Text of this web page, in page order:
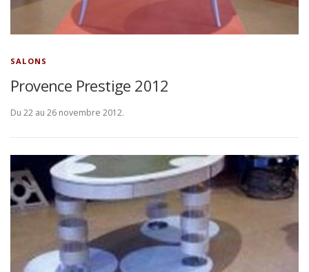
SALONS
Provence Prestige 2012
Du 22 au 26 novembre 2012.